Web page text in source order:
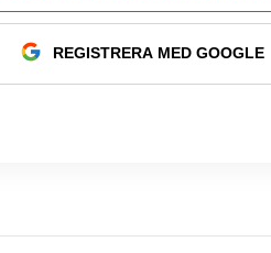
REGISTRERA MED GOOGLE